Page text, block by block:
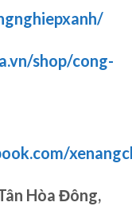
shop/cong-
Hòa Đông,